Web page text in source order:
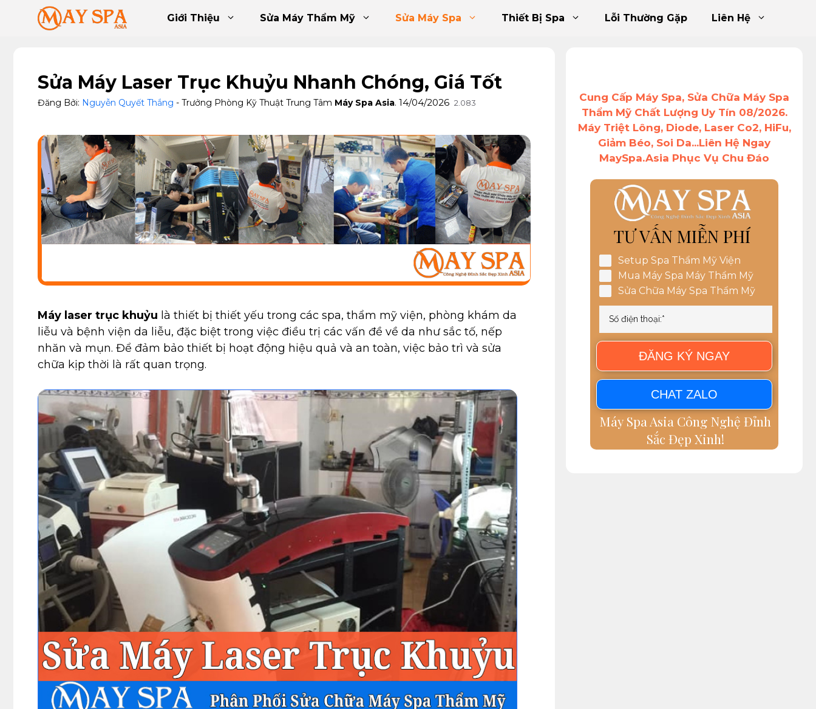
Chuyển
Giới Thiệu Sửa Máy Thẩm Mỹ Sửa Máy Spa Thiết Bị Spa Lỗi Thường Gặp Liên Hệ
Sửa Máy Laser Trục Khuỷu Nhanh Chóng, Giá Tốt
Đăng Bởi: Nguyễn Quyết Thắng - Trưởng Phòng Kỹ Thuật Trung Tâm Máy Spa Asia. 14/04/2026 2.083
Máy laser trục khuỷu là thiết bị thiết yếu trong các spa, thẩm mỹ viện, phòng khám da
liễu và bệnh viện da liễu, đặc biệt trong việc điều trị các vấn đề về da như sắc tố, nếp
nhăn và mụn. Để đảm bảo thiết bị hoạt động hiệu quả và an toàn, việc bảo trì và sửa
chữa kịp thời là rất quan trọng.
Cung Cấp Máy Spa, Sửa Chữa Máy Spa
Thẩm Mỹ Chất Lượng Uy Tín 08/2026.
Máy Triệt Lông, Diode, Laser Co2, HiFu,
Giảm Béo, Soi Da...Liên Hệ Ngay
MaySpa.Asia Phục Vụ Chu Đáo
TƯ VẤN MIỄN PHÍ
Máy Spa Asia Công Nghệ Đỉnh
Sắc Đẹp Xinh!
ĐĂNG KÝ NGAY
Setup Spa Thẩm Mỹ Viện
Mua Máy Spa Máy Thẩm Mỹ
Sửa Chữa Máy Spa Thẩm Mỹ
CHAT ZALO